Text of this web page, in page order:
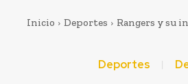
Inicio Deportes Rangers y su
Deportes